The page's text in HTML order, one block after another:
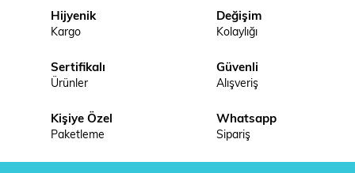
Hijyenik
Kargo
Değişim
Kolaylığı
Sertifikalı
Ürünler
Güvenli
Alışveriş
Kişiye Özel
Paketleme
Whatsapp
Sipariş